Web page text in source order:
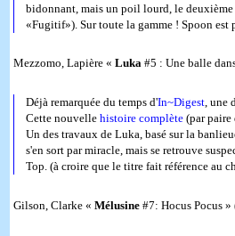
bidonnant, mais un poil lourd, le deuxième
«Fugitif»). Sur toute la gamme ! Spoon est
Mezzomo, Lapière « Luka#5 : Une balle
Déjà remarquée du temps d'In~Digest, une
Cette nouvelle histoire complète(par paire
Un des travaux de Luka, basé sur la
s'en sort par miracle, mais se retrouve
Top. (à croire que le titre fait référence au
Gilson, Clarke « Mélusine#7: Hocus Pocus »